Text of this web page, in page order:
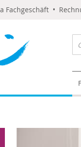
Fachgeschäft •